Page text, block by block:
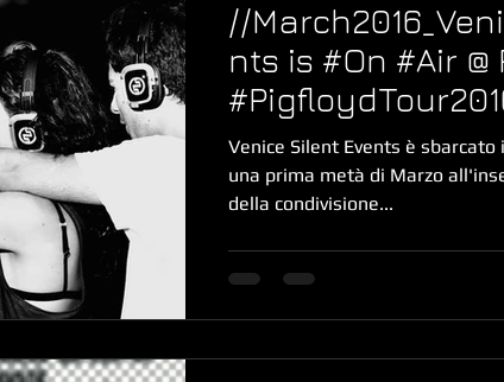
//
nts is #On #Air @
Venice Silent Events è sbarcato in
una prima metà di Marzo
della condivisione...